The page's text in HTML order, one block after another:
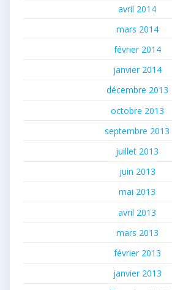
avril 2014
mars 2014
février 2014
janvier 2014
décembre 2013
octobre 2013
septembre 2013
juillet 2013
juin 2013
mai 2013
avril 2013
mars 2013
février 2013
janvier 2013